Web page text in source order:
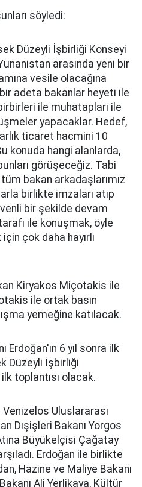
söyledi:
Düzeyli İşbirliği Konseyi
arasında yeni bir
vesile olacağına
adeta bakanlar heyeti ile
ile muhatapları ile
yapacaklar. Hedef,
ticaret hacmini 10
konuda hangi alanlarda,
görüşeceğiz. Tabi
tüm bakan arkadaşlarımız
birlikte imzaları atıp
bir şekilde devam
ile konuşmak, öyle
çok daha hayırlı
Kiryakos Miçotakis ile
ile ortak basın
yemeğine katılacak.
Erdoğan'ın 6 yıl sonra ilk
Düzeyli İşbirliği
toplantısı olacak.
Uluslararası
Dışişleri Bakanı Yorgos
Büyükelçisi Çağatay
Erdoğan ile birlikte
Hazine ve Maliye Bakanı
Ali Yerlikaya, Kültür